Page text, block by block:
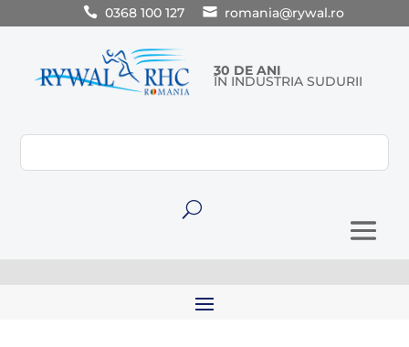
0368 100 127 romania@rywal.ro
30 DE ANI
ÎN INDUSTRIA SUDURII
U